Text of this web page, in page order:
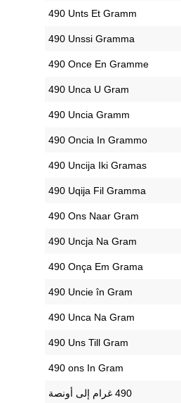
‎490 Unts Et Gramm
‎490 Unssi Gramma
‎490 Once En Gramme
‎490 Unca U Gram
‎490 Uncia Gramm
‎490 Oncia In Grammo
‎490 Uncija Iki Gramas
‎490 Uqija Fil Gramma
‎490 Ons Naar Gram
‎490 Uncja Na Gram
‎490 Onça Em Grama
‎490 Uncie în Gram
‎490 Unca Na Gram
‎490 Uns Till Gram
‎490 ons In Gram